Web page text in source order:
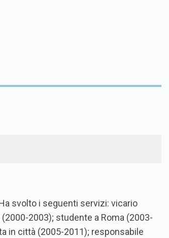
svolto i seguenti servizi: vicario
2003); studente a Roma (2003-
in città (2005-2011); responsabile